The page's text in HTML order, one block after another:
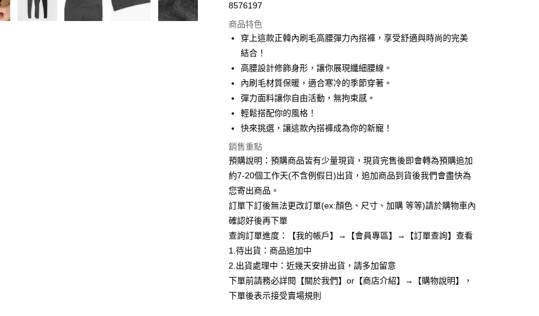
LINE Pay
Apple Pay
街口支付
悠遊付
Google Pay
全支付
AFTEE先享後付
相關說明
【關於「AFTEE先享後付」】
AFTEE先享後付是「在收到商品之後才付款」的支付方式。 讓您購物簡單
便利好安心！
１．簡單：不需註冊會員、不需綁卡、不需儲值。
２．便利：只要手機號碼，簡訊認證，即可結帳。
３．安心：先確認商品／服務後，再付款。
【「AFTEE先享後付」結帳流程】
１．於結帳方式選擇「AFTEE先享後付」後，將跳轉至「AFTEE先享後
付」結帳頁面，進行簡訊認證並確認金額後，即可完成結帳。
２．訂單成立數日內，您將收到繳費通知簡訊。
ATM付款
運送方式
全家付款取貨
每筆NT$85，滿NT$799(含以上)免運費
付款後全家取貨
8576197
商品特色
穿上這款正韓內刷毛高腰彈力內搭褲，享受舒適與時尚的完美
結合！
高腰設計修飾身形，讓你展現纖細腰線。
內刷毛材質保暖，適合寒冷的季節穿著。
彈力面料讓你自由活動，無拘束感。
輕鬆搭配你的風格！
快來挑選，讓這款內搭褲成為你的新寵！
銷售重點
預購說明：預購商品皆有少量現貨，現貨完售後即會轉為預購追加
約7-20個工作天(不含例假日)出貨，追加商品到貨後我們會盡快為
您寄出商品。
訂單下訂後無法更改訂單(ex:顏色、尺寸、加購 等等)請於購物車內
確認好後再下單
查詢訂單進度：【我的帳戶】→【會員專區】→【訂單查詢】查看
1.待出貨：商品追加中
2.出貨處理中：近幾天安排出貨，請多加留意
下單前請務必詳閱【關於我們】or【商店介紹】→【購物說明】，
下單後表示接受賣場規則